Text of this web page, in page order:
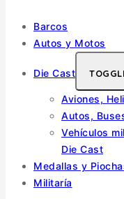
Barcos
Autos y Motos
Die Cast
Aviones,
Autos,
Vehículos
Die Cast
Medallas y
Militaría